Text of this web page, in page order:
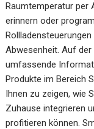
Raumtemperatur per
erinnern oder
Abwesenheit. Auf
umfassende
Produkte im Bereich
Ihnen zu zeigen, wie
Zuhause integrieren
profitieren können.